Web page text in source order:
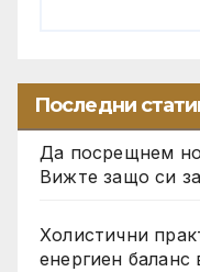
Последни
Да посрещнем
Вижте защо си
Холистични
енергиен